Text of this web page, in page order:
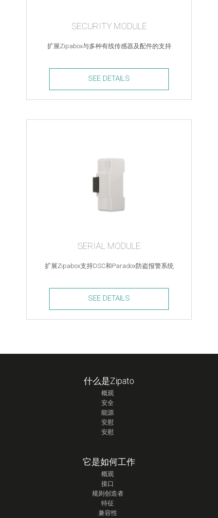
SECURITY MODULE
扩展Zipabox与多种有线传感器及配件的支持
Security
SEE DETAILS
SERIAL MODULE
扩展Zipabox支持DSC和Paradox防盗报警系统
Serial
SEE DETAILS
什么是Zipato
概观
安全
能源
安慰
安慰
它是如何工作
概观
接口
规则创造者
特征
兼容性